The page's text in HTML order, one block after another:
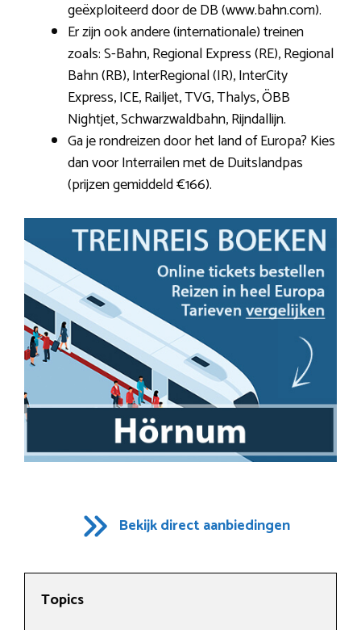
geëxploiteerd door de DB (www.bahn.com).
Er zijn ook andere (internationale) treinen
zoals: S-Bahn, Regional Express (RE), Regional
Bahn (RB), InterRegional (IR), InterCity
Express, ICE, Railjet, TVG, Thalys, ÖBB
Nightjet, Schwarzwaldbahn, Rijndallijn.
Ga je rondreizen door het land of Europa? Kies
dan voor Interrailen met de Duitslandpas
(prijzen gemiddeld €166).
Bekijk direct aanbiedingen
Topics